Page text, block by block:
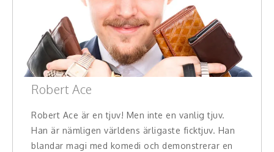
Robert Ace
Robert Ace är en tjuv! Men inte en vanlig tjuv.
Han är nämligen världens ärligaste ficktjuv. Han
blandar magi med komedi och demonstrerar en